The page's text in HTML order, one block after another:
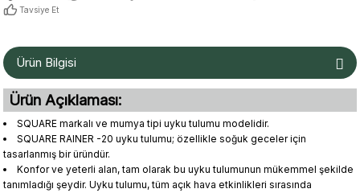
Tavsiye Et
Ürün Bilgisi
Ürün Açıklaması:
SQUARE markalı ve mumya tipi uyku tulumu modelidir.
SQUARE RAINER -20 uyku tulumu; özellikle soğuk geceler için
tasarlanmış bir üründür.
Konfor ve yeterli alan, tam olarak bu uyku tulumunun mükemmel şekilde
tanımladığı şeydir. Uyku tulumu, tüm açık hava etkinlikleri sırasında